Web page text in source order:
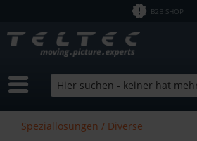
B2B SHOP
Speziallösungen / Diverse